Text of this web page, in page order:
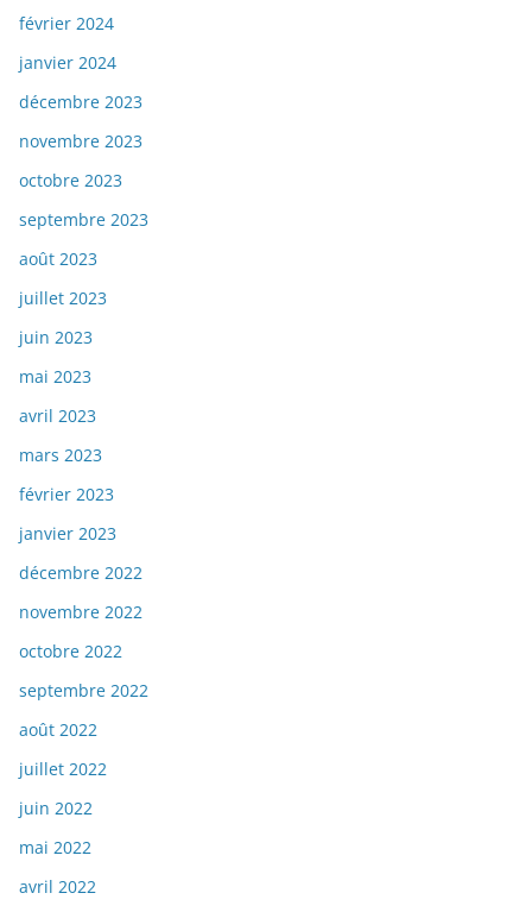
février 2024
janvier 2024
décembre 2023
novembre 2023
octobre 2023
septembre 2023
août 2023
juillet 2023
juin 2023
mai 2023
avril 2023
mars 2023
février 2023
janvier 2023
décembre 2022
novembre 2022
octobre 2022
septembre 2022
août 2022
juillet 2022
juin 2022
mai 2022
avril 2022